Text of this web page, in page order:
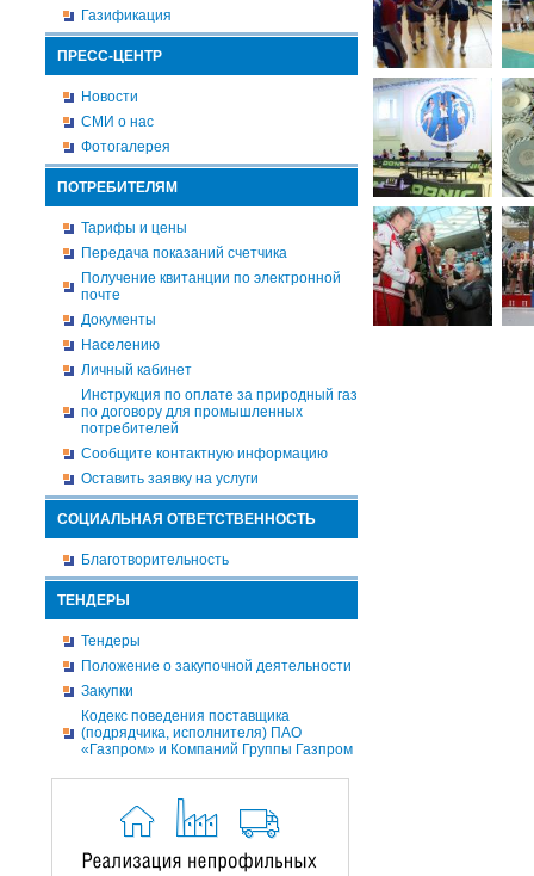
Газификация
ПРЕСС-ЦЕНТР
Новости
СМИ о нас
Фотогалерея
ПОТРЕБИТЕЛЯМ
Тарифы и цены
Передача показаний счетчика
Получение квитанции по электронной
почте
Документы
Населению
Личный кабинет
Инструкция по оплате за природный газ
по договору для промышленных
потребителей
Сообщите контактную информацию
Оставить заявку на услуги
СОЦИАЛЬНАЯ ОТВЕТСТВЕННОСТЬ
Благотворительность
ТЕНДЕРЫ
Тендеры
Положение о закупочной деятельности
Закупки
Кодекс поведения поставщика
(подрядчика, исполнителя) ПАО
«Газпром» и Компаний Группы Газпром